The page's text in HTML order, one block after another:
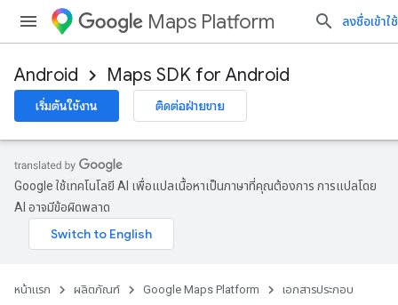
Maps Platform ลงชื่อเข้าใช้
Android Maps SDK for Android
เริ่มต้นใช้งาน ติดต่อฝ่ายขาย
Google ใช้เทคโนโลยี AI เพื่อแปลเนื้อหาเป็นภาษาที่คุณต้องการ การแปลโดย
AI อาจมีข้อผิดพลาด
หน้าแรก ผลิตภัณฑ์ Google Maps Platform
เอกสารประกอบ